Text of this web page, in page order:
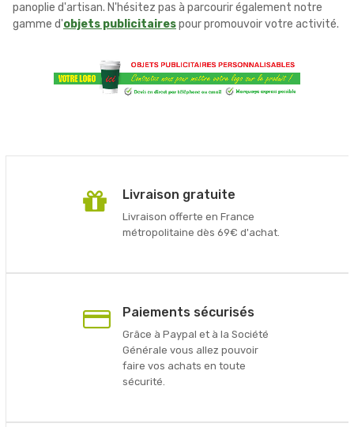
panoplie d'artisan. N'hésitez pas à parcourir également notre
gamme d'objets publicitairespour promouvoir votre activité.
Livraison gratuite
Livraison offerte en France
métropolitaine dès 69€ d'achat.
Paiements sécurisés
Grâce à Paypal et à la Société
Générale vous allez pouvoir
faire vos achats en toute
sécurité.